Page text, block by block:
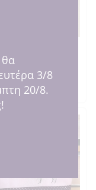
θα
3/8
20/8.